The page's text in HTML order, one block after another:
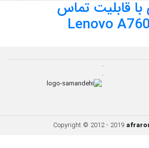
با قابلیت تماس
Lenovo
.
.
Copyright © 2012 - 2019